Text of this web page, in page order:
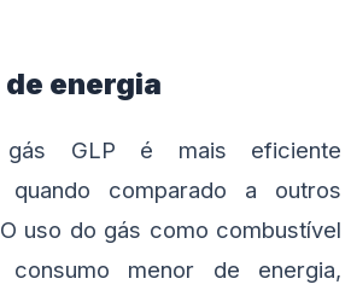
energia
GLP é mais eficiente
quando comparado a outros
uso do gás como combustível
consumo menor de energia,